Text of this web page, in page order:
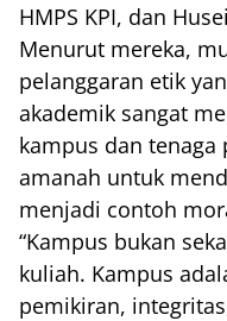
HMPS KPI, dan
Menurut mereka,
pelanggaran etik
akademik sangat
kampus dan
amanah untuk
menjadi contoh
“Kampus bukan
kuliah. Kampus
pemikiran,